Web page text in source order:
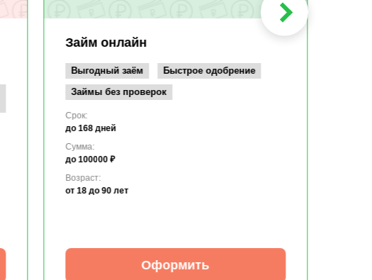
Займ онлайн
Выгодный заём
Быстрое одобрение
Займы без проверок
Срок:
до 168 дней
Сумма:
до 100000 ₽
Возраст:
от 18 до 90 лет
Оформить